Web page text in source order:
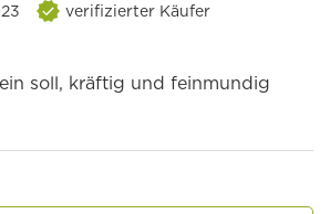
verifizierter Käufer
soll, kräftig und feinmundig